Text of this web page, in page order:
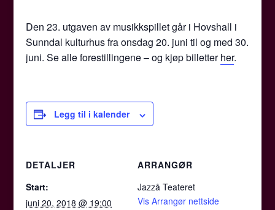
Den 23. utgaven av musikkspillet går i Hovshall i
Sunndal kulturhus fra onsdag 20. juni til og med 30.
juni. Se alle forestillingene – og kjøp billetterher.
Legg til i kalender
DETALJER
Start:
juni 20, 2018 @ 19:00
ARRANGØR
Jazzå Teateret
Vis Arrangør nettside